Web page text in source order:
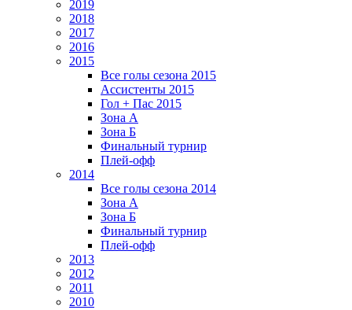
2019
2018
2017
2016
2015
Все голы сезона 2015
Ассистенты 2015
Гол + Пас 2015
Зона А
Зона Б
Финальный турнир
Плей-офф
2014
Все голы сезона 2014
Зона А
Зона Б
Финальный турнир
Плей-офф
2013
2012
2011
2010